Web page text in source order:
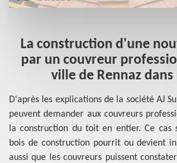
La construction d'une
par un couvreur
ville de Rennaz dans
D'après les explications de la société AJ
peuvent demander aux couvreurs
la construction du toit en entier. Ce cas
bois de construction pourrit ou devient
aussi que les couvreurs puissent